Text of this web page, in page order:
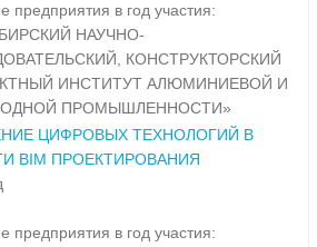
предприятия в год участия:
НАУЧНО-
КОНСТРУКТОРСКИЙ
ИНСТИТУТ АЛЮМИНИЕВОЙ И
ПРОМЫШЛЕННОСТИ»
ЦИФРОВЫХ ТЕХНОЛОГИЙ В
BIM ПРОЕКТИРОВАНИЯ
предприятия в год участия: